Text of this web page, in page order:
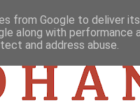
from Google to deliver
along with
and address abuse.